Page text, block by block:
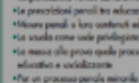
Sonia
Psicologo clinico forense,